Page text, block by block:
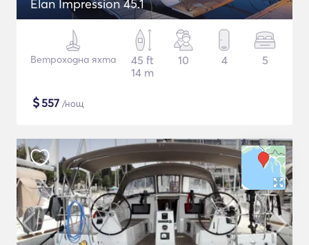
Elan Impression 45.1
Ветроходна яхта
45 ft
14 m
10 4 5
$557 /нощ